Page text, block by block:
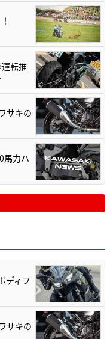
転推
サキの
馬力ハ
ディフ
サキの